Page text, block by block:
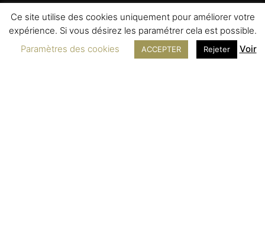
Ce site utilise des cookies uniquement pour améliorer votre
expérience. Si vous désirez les paramétrer cela est possible.
Paramètres des cookies
ACCEPTER Rejeter Voir